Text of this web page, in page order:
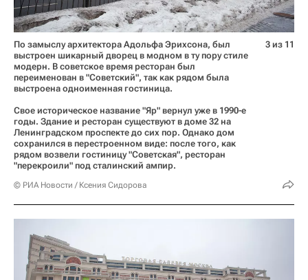
По замыслу архитектора Адольфа Эрихсона, был
выстроен шикарный дворец в модном в ту пору стиле
модерн. В советское время ресторан был
переименован в "Советский", так как рядом была
выстроена одноименная гостиница.
Свое историческое название "Яр" вернул уже в 1990-е
годы. Здание и ресторан существуют в доме 32 на
Ленинградском проспекте до сих пор. Однако дом
сохранился в перестроенном виде: после того, как
рядом возвели гостиницу "Советская", ресторан
"перекроили" под сталинский ампир.
© РИА Новости / Ксения Сидорова
3 из 11